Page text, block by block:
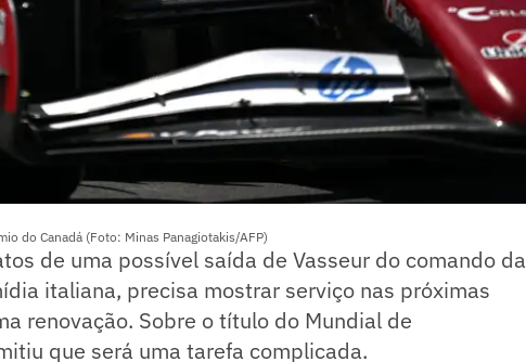
do Canadá (Foto: Minas Panagiotakis/AFP)
de uma possível saída de Vasseur do comando da
italiana, precisa mostrar serviço nas próximas
renovação. Sobre o título do Mundial de
que será uma tarefa complicada.